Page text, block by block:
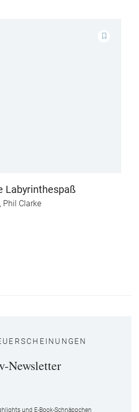
Labyrinthespaß
, Phil Clarke
Newsletter
und E-Book-Schnäppchen